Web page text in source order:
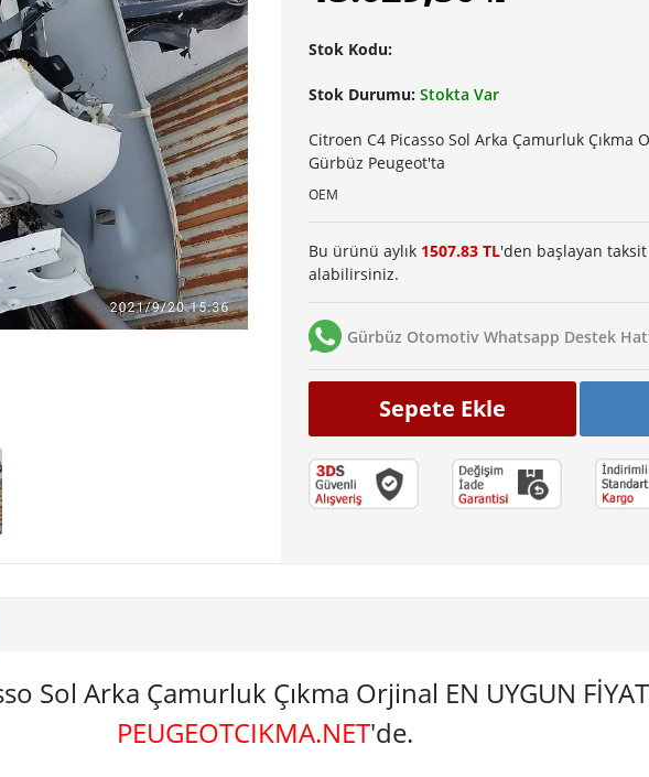
Stok Kodu:
Stok Durumu: Stokta Var
Citroen C4 Picasso Sol Arka Çamurluk
Gürbüz Peugeot'ta
OEM
Bu ürünü aylık 1507.83 TL'den başlayan
alabilirsiniz.
Gürbüz Otomotiv Whatsapp Destek
Sepete Ekle
Sol Arka Çamurluk Çıkma Orjinal EN UYGUN
PEUGEOTCIKMA.NET'de.